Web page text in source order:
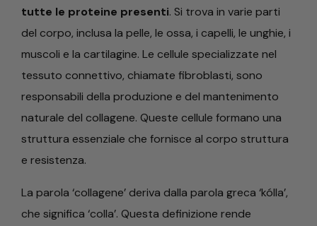
tutte le proteine presenti. Si trova in varie parti
del corpo, inclusa la pelle, le ossa, i capelli, le unghie, i
muscoli e la cartilagine. Le cellule specializzate nel
tessuto connettivo, chiamate fibroblasti, sono
responsabili della produzione e del mantenimento
naturale del collagene. Queste cellule formano una
struttura essenziale che fornisce al corpo struttura
e resistenza.
La parola ‘collagene’ deriva dalla parola greca ‘kólla’,
che significa ‘colla’. Questa definizione rende